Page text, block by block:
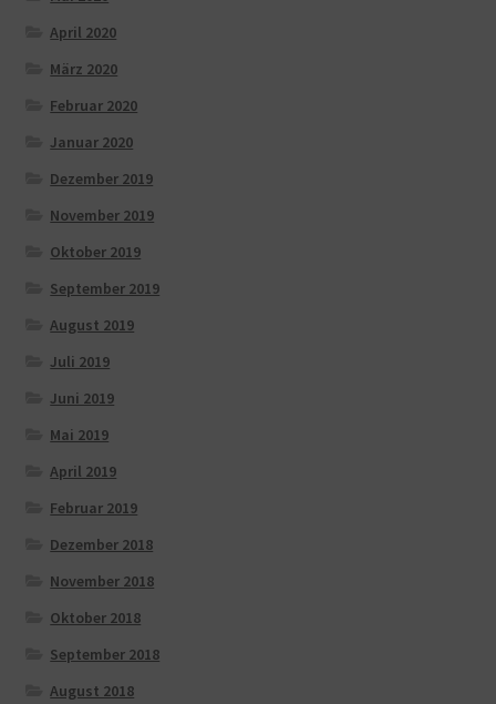
April 2020
März 2020
Februar 2020
Januar 2020
Dezember 2019
November 2019
Oktober 2019
September 2019
August 2019
Juli 2019
Juni 2019
Mai 2019
April 2019
Februar 2019
Dezember 2018
November 2018
Oktober 2018
September 2018
August 2018